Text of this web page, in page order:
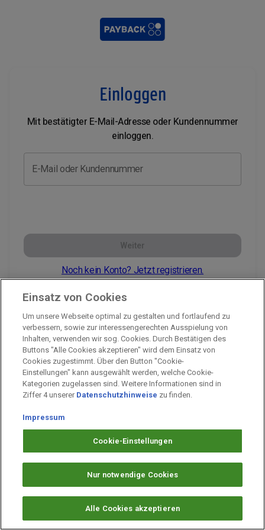
Einloggen
Mit bestätigter E-Mail-Adresse oder Kundennummer
einloggen.
E-Mail oder Kundennummer
Weiter
Noch kein Konto? Jetzt registrieren.
Impressum
Unternehmen
Arbeiten bei PAYBACK
Fragen & Hilfe
Datenschutz
Cookie-Einstellungen
Einsatz von Cookies
Um unsere Webseite optimal zu gestalten und fortlaufend zu
verbessern, sowie zur interessengerechten Ausspielung von
Inhalten, verwenden wir sog. Cookies. Durch Bestätigen des
Buttons "Alle Cookies akzeptieren" wird dem Einsatz von
Cookies zugestimmt. Über den Button "Cookie-
Einstellungen" kann ausgewählt werden, welche Cookie-
Kategorien zugelassen sind. Weitere Informationen sind in
Ziffer 4 unserer Datenschutzhinweise zu finden.
Impressum
Cookie-Einstellungen
Nur notwendige Cookies
Alle Cookies akzeptieren